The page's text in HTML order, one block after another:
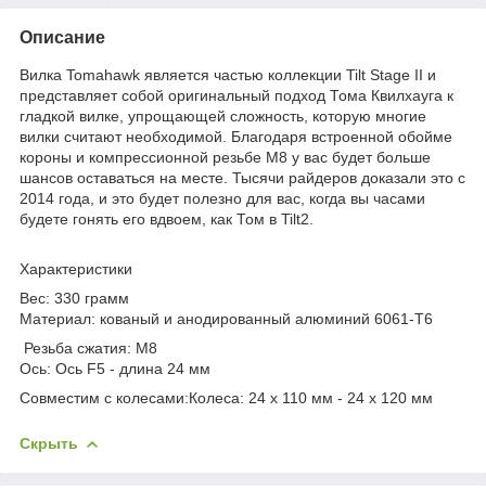
Описание
Вилка Tomahawk является частью коллекции Tilt Stage II и
представляет собой оригинальный подход Тома Квилхауга к
гладкой вилке, упрощающей сложность, которую многие
вилки считают необходимой.
Благодаря встроенной обойме
короны и компрессионной резьбе M8 у вас будет больше
шансов оставаться на месте. Тысячи райдеров доказали это с
2014 года, и это будет полезно для вас, когда вы часами
будете гонять его вдвоем, как Том в Tilt2.
Характеристики
Вес: 330 грамм
Материал: кованый и анодированный алюминий 6061-T6
Резьба сжатия: M8
Ось: Ось F5 - длина 24 мм
Совместим с колесами:Колеса: 24 x 110 мм - 24 x 120 мм
Скрыть